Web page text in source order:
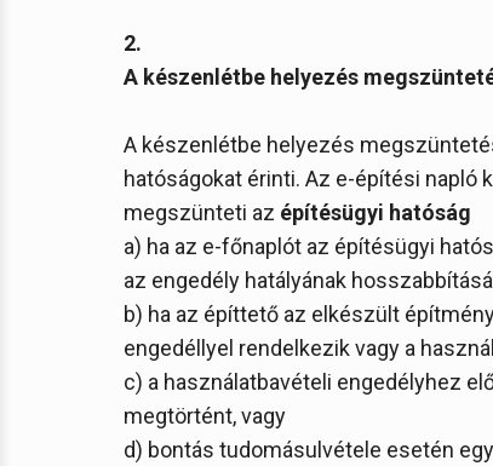
2.
A készenlétbe helyezés
A készenlétbe helyezés
hatóságokat érinti. Az e-építési
megszünteti az építésügyi hatóság
a) ha az e-főnaplót az építésügyi
az engedély hatályának
b) ha az építtető az elkészült
engedéllyel rendelkezik vagy a
c) a használatbavételi engedélyhez
megtörtént, vagy
d) bontás tudomásulvétele esetén